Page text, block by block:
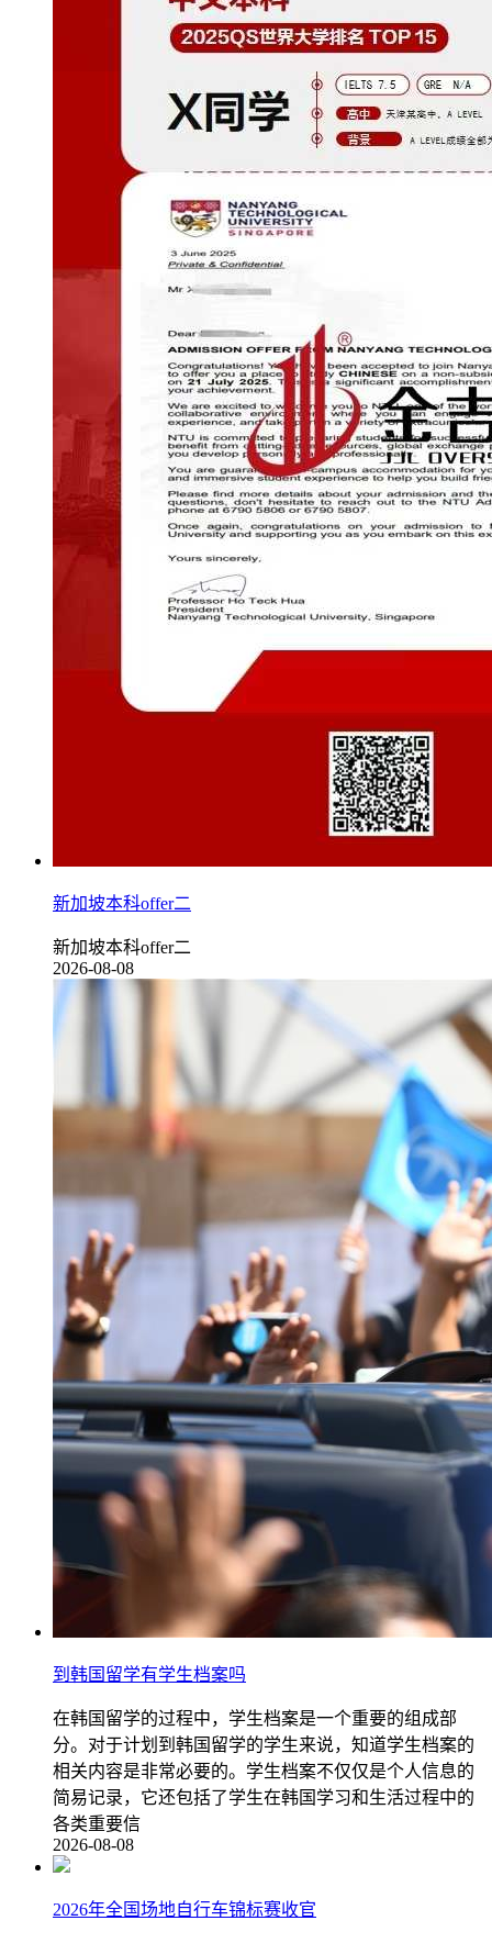
新加坡本科offer二
新加坡本科offer二
2026-08-08
到韩国留学有学生档案吗
在韩国留学的过程中，学生档案是一个重要的组成部
分。对于计划到韩国留学的学生来说，知道学生档案的
相关内容是非常必要的。学生档案不仅仅是个人信息的
简易记录，它还包括了学生在韩国学习和生活过程中的
各类重要信
2026-08-08
2026年全国场地自行车锦标赛收官